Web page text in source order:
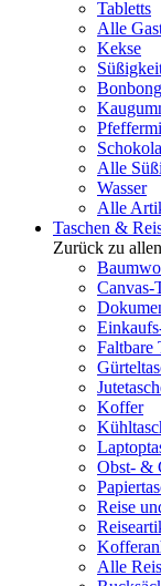
Tabletts
Alle
Kekse
Alle
Wasser
Alle
Taschen &
Zurück zu
Canvas-
Faltbare
Koffer
Obst- &
Reise
Alle